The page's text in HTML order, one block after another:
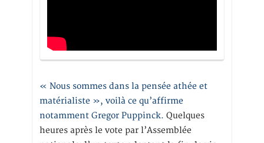
« Nous sommes dans la pensée athée et
matérialiste », voilà ce qu’affirme
notamment Gregor Puppinck. Quelques
heures après le vote par l’Assemblée